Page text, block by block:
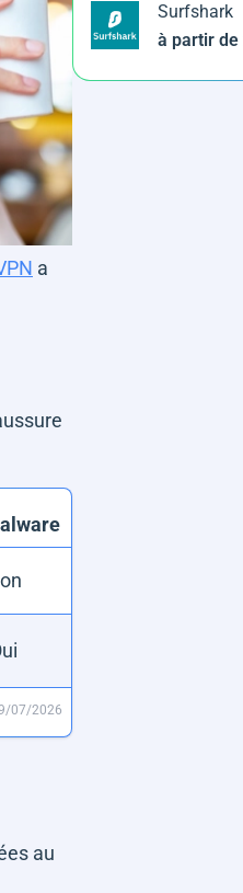
a
07/2026
au
Surfshark
à partir de